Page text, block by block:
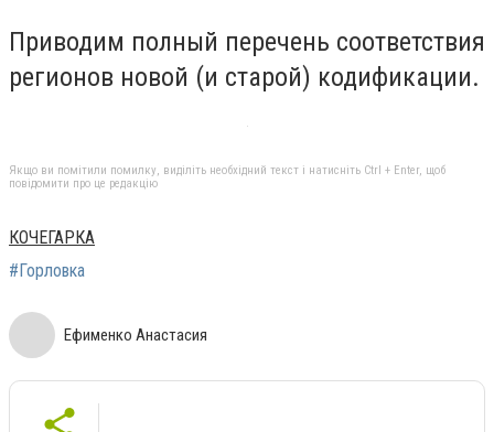
Приводим полный перечень соответствия
регионов новой (и старой) кодификации.
Якщо ви помітили помилку, виділіть необхідний текст і натисніть Ctrl + Enter, щоб
повідомити про це редакцію
КОЧЕГАРКА
#Горловка
Ефименко Анастасия